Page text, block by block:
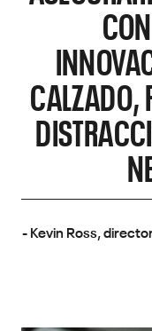
CALZADO,
- Kevin Ross,